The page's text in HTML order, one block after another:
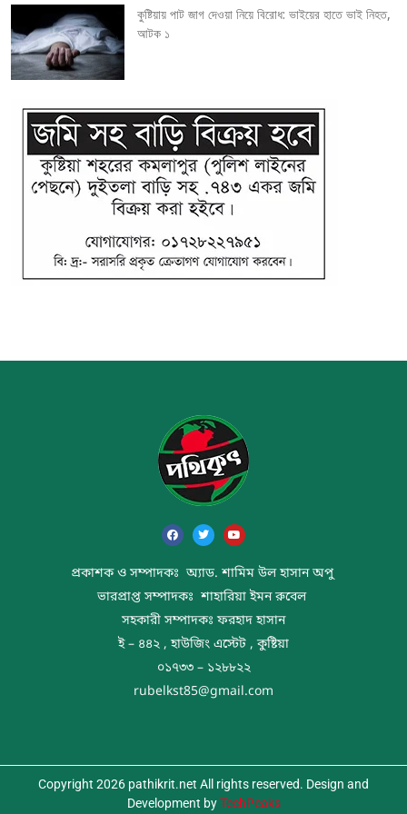
কুষ্টিয়ায় পাট জাগ দেওয়া নিয়ে বিরোধ: ভাইয়ের হাতে ভাই নিহত,
আটক ১
প্রকাশক ও সম্পাদকঃ অ্যাড. শামিম উল হাসান অপু
ভারপ্রাপ্ত সম্পাদকঃ শাহারিয়া ইমন রুবেল
সহকারী সম্পাদকঃ ফরহাদ হাসান
ই – ৪৪২ , হাউজিং এস্টেট , কুষ্টিয়া
০১৭৩৩ – ১২৮৮২২
rubelkst85@gmail.com
Copyright 2026 pathikrit.net All rights reserved. Design and
Development byTechPeaks